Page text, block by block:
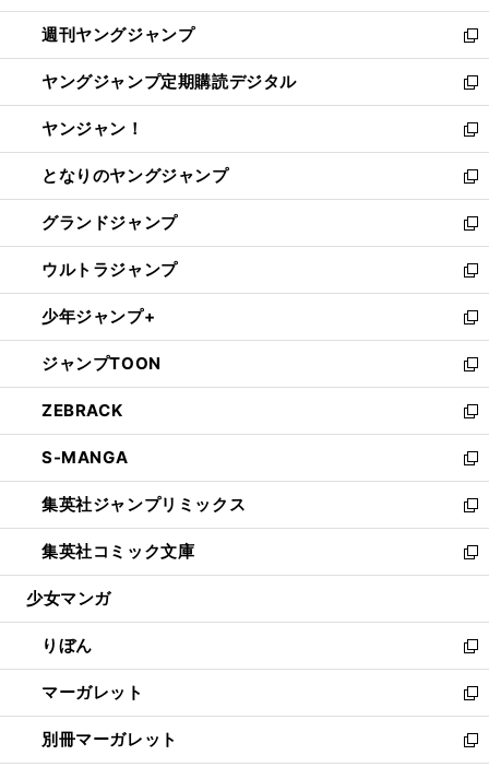
開
く
ウ
で
開
く
ン
ド
ウ
で
開
く
ウ
ィ
ン
ド
ウ
で
開
く
週刊ヤングジャンプ
新
し
い
ウ
ィ
ン
ド
ウ
で
開
く
ヤングジャンプ定期購読デジタル
新
し
い
ウ
ィ
ン
ド
ウ
で
開
く
ヤンジャン！
新
し
い
ウ
ィ
ン
ド
ウ
で
開
く
となりのヤングジャンプ
新
し
い
ウ
ィ
ン
ド
ウ
で
開
く
グランドジャンプ
新
し
い
ウ
ィ
ン
ド
ウ
で
開
く
ウルトラジャンプ
新
し
い
ウ
ィ
ン
ド
ウ
で
開
く
少年ジャンプ+
新
し
い
ウ
ィ
ン
ド
ウ
で
開
く
ジャンプTOON
新
し
い
ウ
ィ
ン
ド
ウ
で
開
ZEBRACK
新
し
い
ウ
ィ
ン
ド
ウ
開
く
S-MANGA
新
し
い
ウ
ィ
ン
ウ
で
開
く
集英社ジャンプリミックス
新
し
い
ウ
ン
ド
ウ
で
開
く
集英社コミック文庫
新
し
ウ
ィ
ン
ド
ウ
で
開
少女マンガ
りぼん
新
し
い
ウ
ィ
マーガレット
新
し
い
別冊マーガレット
新